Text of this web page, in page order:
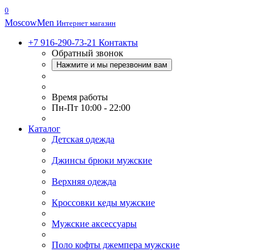
0
MoscowMen Интернет магазин
+7 916-290-73-21 Контакты
Обратный звонок
Нажмите и мы перезвоним вам
Время работы
Пн-Пт 10:00 - 22:00
Каталог
Детская одежда
Джинсы брюки мужские
Верхняя одежда
Кроссовки кеды мужские
Мужские аксессуары
Поло кофты джемпера мужские